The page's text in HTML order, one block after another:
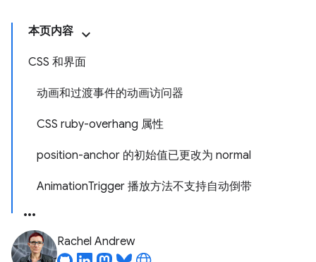
本页内容
CSS 和界面
动画和过渡事件的动画访问器
CSS ruby-overhang 属性
position-anchor 的初始值已更改为 normal
AnimationTrigger 播放方法不支持自动倒带
Rachel Andrew